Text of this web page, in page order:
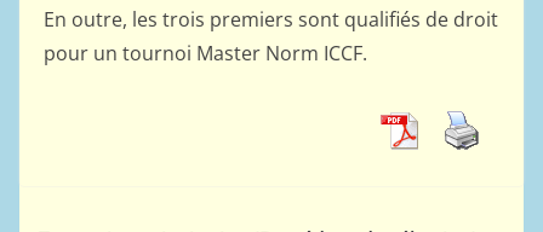
En outre, les trois premiers sont qualifiés de droit
pour un tournoi Master Norm ICCF.